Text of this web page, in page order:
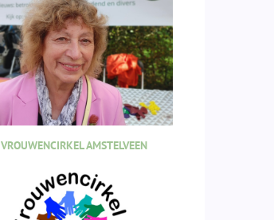
VROUWENCIRKEL AMSTELVEEN